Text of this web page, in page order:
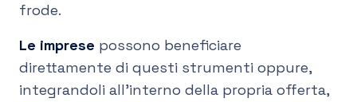
frode.
Le imprese possono beneficiare
direttamente di questi strumenti oppure,
integrandoli all’interno della propria offerta,